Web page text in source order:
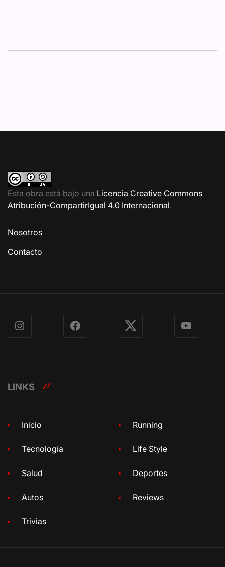
Esta obra está bajo una Licencia Creative Commons
Atribución-CompartirIgual 4.0 Internacional.
Nosotros
Contacto
Instagram Facebook X YouTube
LINKS
Inicio Running
Tecnología Life Style
Salud Deportes
Autos Reviews
Trivias